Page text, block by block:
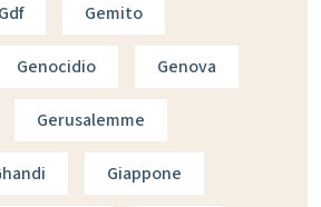
Gdf Gemito
Genocidio Genova
Gerusalemme
Giappone